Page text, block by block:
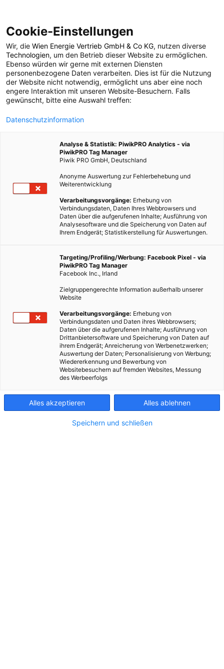
POSTS BY TAG
Boeing
2 BEITRÄGE
MOBILITÄT
Norwegen will Kurzstreckenflüge elektrifizieren
19. APRIL 2018 VONENERGIELEBEN REDAKTION
Bis 2040 soll die Maßnahme umgesetzt sein.
BEITRAG ANSEHEN
TEILEN
Cookie-Einstellungen
Wir, die Wien Energie Vertrieb GmbH & Co KG, nutzen diverse
Technologien, um den Betrieb dieser Website zu ermöglichen.
Ebenso würden wir gerne mit externen Diensten
personenbezogene Daten verarbeiten. Dies ist für die Nutzung
der Website nicht notwendig, ermöglicht uns aber eine noch
engere Interaktion mit unseren Website-Besuchern. Falls
gewünscht, bitte eine Auswahl treffen:
Datenschutzinformation
Analyse & Statistik: PiwikPRO Analytics - via
PiwikPRO Tag Manager
Piwik PRO GmbH, Deutschland
Anonyme Auswertung zur Fehlerbehebung und
Weiterentwicklung
Verarbeitungsvorgänge: Erhebung von
Verbindungsdaten, Daten Ihres Webbrowsers und
Daten über die aufgerufenen Inhalte; Ausführung von
Analysesoftware und die Speicherung von Daten auf
Ihrem Endgerät; Statistikerstellung für Auswertungen.
Targeting/Profiling/Werbung: Facebook Pixel - via
PiwikPRO Tag Manager
Facebook Inc., Irland
Zielgruppengerechte Information außerhalb unserer
Website
Verarbeitungsvorgänge: Erhebung von
Verbindungsdaten und Daten ihres Webbrowsers;
Daten über die aufgerufenen Inhalte; Ausführung von
Drittanbietersoftware und Speicherung von Daten auf
ihrem Endgerät; Anreicherung von Werbenetzwerken;
Auswertung der Daten; Personalisierung von Werbung;
Wiedererkennung und Bewerbung von
Websitebesuchern auf fremden Websites, Messung
des Werbeerfolgs
Alles akzeptieren Alles ablehnen
Speichern und schließen